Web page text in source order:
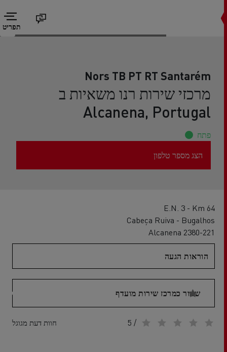
תפריט
Nors TB PT RT Santarém
מרכזי שירות רנו משאיות ב
Alcanena, Portugal
פתח
הצג מספר טלפון
E.N. 3 - Km 64
Cabeça Ruiva - Bugalhos
2380-221 Alcanena
הוראות הגעה
שמור כמרכז שירות מועדף
/ 5 חוות דעת מגוגל